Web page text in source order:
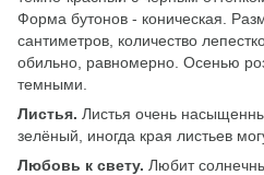
Форма бутонов - коническая.
сантиметров, количество
обильно, равномерно. Осенью
темными.
Листья. Листья очень
зелёный, иногда края листьев
Любовь к свету. Любит